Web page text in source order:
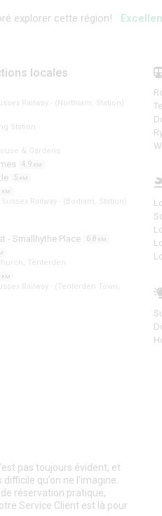
explorer cette région!
locales
Railway - (Northiam, Station)
Station
& Gardens
4.9 KM
5 KM
KM
Railway - (Bodiam, Station)
- Smallhythe Place 6.8 KM
Tenterden
KM
Railway - (Tenterden Town,
pas toujours évident, et
qu’on ne l’imagine.
réservation pratique,
Service Client est là pour